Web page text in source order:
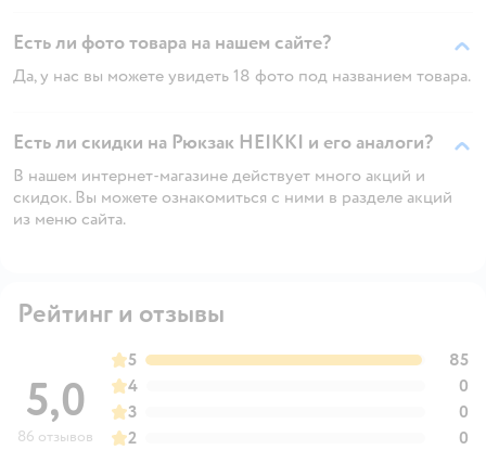
Есть ли фото товара на нашем сайте?
Да, у нас вы можете увидеть 18 фото под названием товара.
Есть ли скидки на Рюкзак HEIKKI и его аналоги?
В нашем интернет-магазине действует много акций и
скидок. Вы можете ознакомиться с ними в разделе акций
из меню сайта.
Рейтинг и отзывы
5,0
86 отзывов
5
85
4
0
3
0
2
0